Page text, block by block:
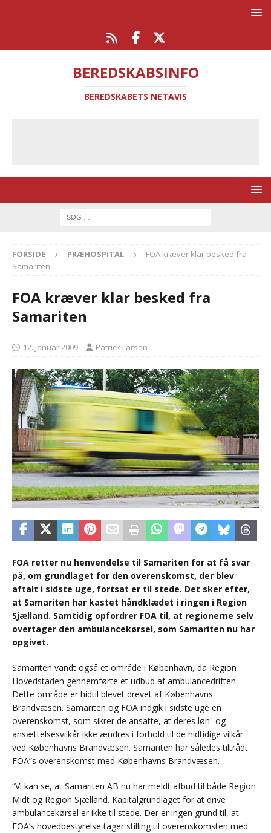
BEREDSKABSINFO
BEREDSKABETS NETAVIS
FORSIDE PRÆHOSPITAL
FOA kræver klar besked fra
Samariten
FOA kræver klar besked fra
Samariten
12. januar 2009 Patrick Larsen
FOA retter nu henvendelse til Samariten for at få svar
på, om grundlaget for den overenskomst, der blev
aftalt i sidste uge, fortsat er til stede. Det sker efter,
at Samariten har kastet håndklædet i ringen i Region
Sjælland. Samtidig opfordrer FOA til, at regionerne selv
overtager den ambulancekørsel, som Samariten nu har
opgivet.
Samariten vandt også et område i København, da Region
Hovedstaden gennemførte et udbud af ambulancedriften.
Dette område er hidtil blevet drevet af Københavns
Brandvæsen. Samariten og FOA indgik i sidste uge en
overenskomst, som sikrer de ansatte, at deres løn- og
ansættelsesvilkår ikke ændres i forhold til de hidtidige vilkår
ved Københavns Brandvæsen. Samariten har således tiltrådt
FOA”s overenskomst med Københavns Brandvæsen.
“Vi kan se, at Samariten AB nu har meldt afbud til både Region
Midt og Region Sjælland. Kapitalgrundlaget for at drive
ambulancekørsel er ikke til stede. Der er ingen grund til, at
FOA’s hovedbestyrelse tager stilling til overenskomsten med